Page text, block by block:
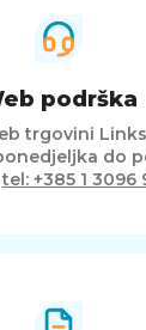
podrška
trgovini
do
tel: +385 1 3096